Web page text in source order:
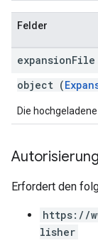
Felder
expansionFile
object (
Die
Erfordert den
https://
lisher